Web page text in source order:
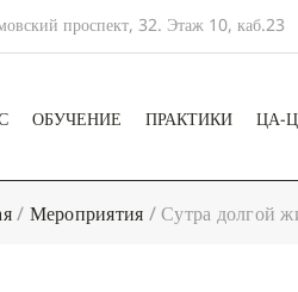
проспект, 32. Этаж 10, каб.23
ОБУЧЕНИЕ ПРАКТИКИ ЦА-
/ Мероприятия /Сутра долгой